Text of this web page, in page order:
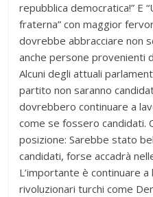
repubblica democratica!” E
fraterna” con maggior
dovrebbe abbracciare non
anche persone provenienti
Alcuni degli attuali
partito non saranno
dovrebbero continuare a
come se fossero candidati.
posizione: Sarebbe stato
candidati, forse accadrà
L’importante è continuare
rivoluzionari turchi come